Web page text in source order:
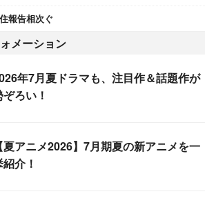
報告相次ぐ
メーション
年7月夏ドラマも、注目作＆話題作が
ろい！
【夏アニメ2026】7月期夏の新アニメを一
介！